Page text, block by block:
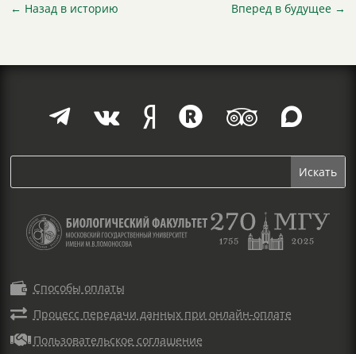
← Назад в историю Вперед в будущее→
     
 Способы оплаты
 Процесс передачи данных при онлайн-оплате
 Пользовательское соглашение